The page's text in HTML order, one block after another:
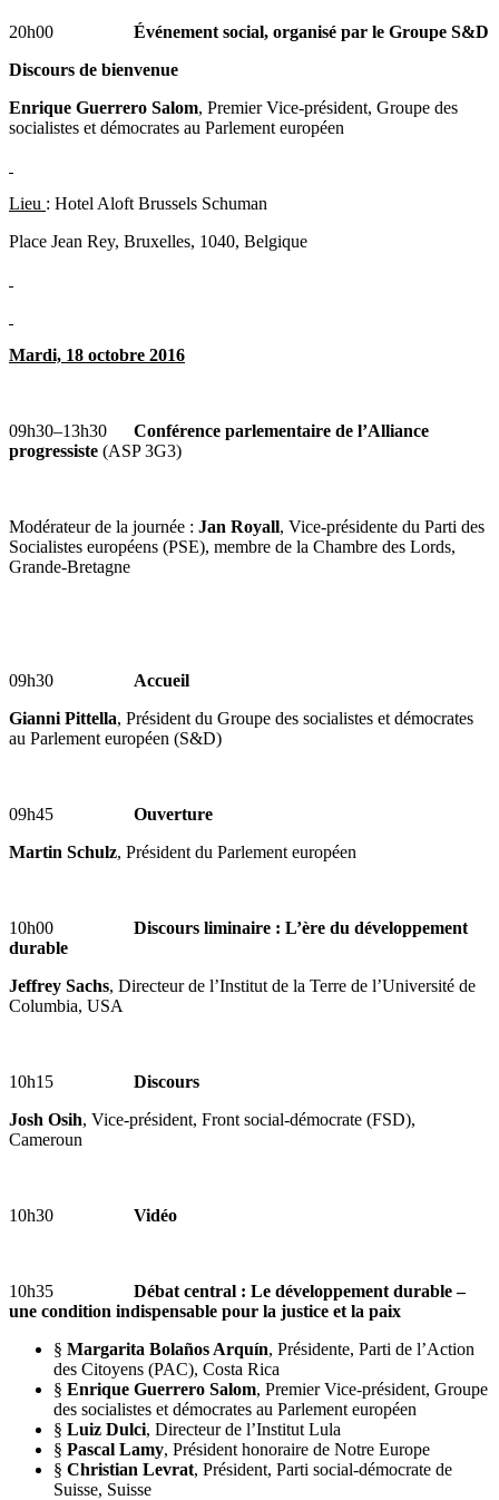
20h00 Événement social, organisé par le Groupe S&D
Discours de bienvenue
Enrique Guerrero Salom, Premier Vice-président, Groupe des
socialistes et démocrates au Parlement européen
Lieu : Hotel Aloft Brussels Schuman
Place Jean Rey, Bruxelles, 1040, Belgique
Mardi, 18 octobre 2016
09h30–13h30 Conférence parlementaire de l’Alliance
progressiste (ASP 3G3)
Modérateur de la journée : Jan Royall, Vice-présidente du Parti des
Socialistes européens (PSE), membre de la Chambre des Lords,
Grande-Bretagne
09h30 Accueil
Gianni Pittella, Président du Groupe des socialistes et démocrates
au Parlement européen (S&D)
09h45 Ouverture
Martin Schulz, Président du Parlement européen
10h00 Discours liminaire : L’ère du développement
durable
Jeffrey Sachs, Directeur de l’Institut de la Terre de l’Université de
Columbia, USA
10h15 Discours
Josh Osih, Vice-président, Front social-démocrate (FSD),
Cameroun
10h30 Vidéo
10h35 Débat central : Le développement durable –
une condition indispensable pour la justice et la paix
§ Margarita Bolaños Arquín, Présidente, Parti de l’Action
des Citoyens (PAC), Costa Rica
§ Enrique Guerrero Salom, Premier Vice-président, Groupe
des socialistes et démocrates au Parlement européen
§ Luiz Dulci, Directeur de l’Institut Lula
§ Pascal Lamy, Président honoraire de Notre Europe
§ Christian Levrat, Président, Parti social-démocrate de
Suisse, Suisse